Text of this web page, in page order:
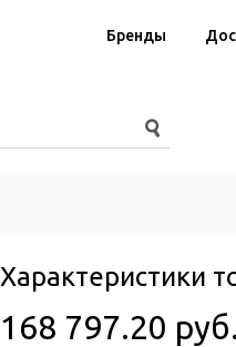
Бренды
Характеристики
168 797.20 руб.